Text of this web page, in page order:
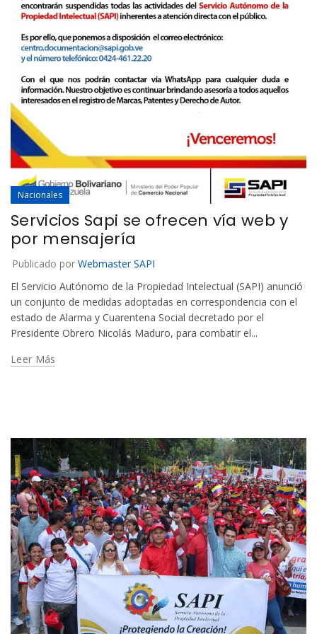
Nacionales
Servicios Sapi se ofrecen vía web y
por mensajería
Publicado por Webmaster SAPI
El Servicio Autónomo de la Propiedad Intelectual (SAPI) anunció
un conjunto de medidas adoptadas en correspondencia con el
estado de Alarma y Cuarentena Social decretado por el
Presidente Obrero Nicolás Maduro, para combatir el...
Leer Más